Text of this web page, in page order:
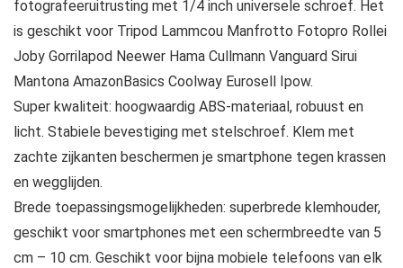
fotografeeruitrusting met 1/4 inch universele schroef. Het
is geschikt voor Tripod Lammcou Manfrotto Fotopro Rollei
Joby Gorrilapod Neewer Hama Cullmann Vanguard Sirui
Mantona AmazonBasics Coolway Eurosell Ipow.
Super kwaliteit: hoogwaardig ABS-materiaal, robuust en
licht. Stabiele bevestiging met stelschroef. Klem met
zachte zijkanten beschermen je smartphone tegen krassen
en wegglijden.
Brede toepassingsmogelijkheden: superbrede klemhouder,
geschikt voor smartphones met een schermbreedte van 5
cm – 10 cm. Geschikt voor bijna mobiele telefoons van elk